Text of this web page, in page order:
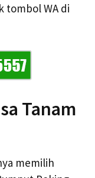
tombol WA di
Tanam
memilih